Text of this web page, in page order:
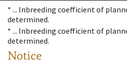
* ... Inbreeding coefficient of
determined.
* ... Inbreeding coefficient of
determined.
Notice